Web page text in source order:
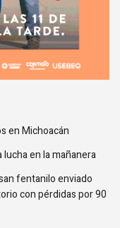
en Michoacán
lucha en la mañanera
fentanilo enviado
con pérdidas por 90